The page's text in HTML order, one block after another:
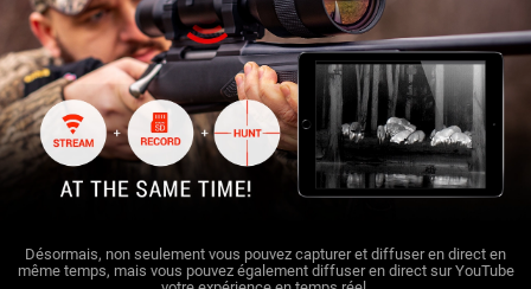
Désormais, non seulement vous pouvez capturer et diffuser en direct en
même temps, mais vous pouvez également diffuser en direct sur YouTube